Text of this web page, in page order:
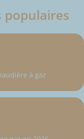
populaires
à gaz